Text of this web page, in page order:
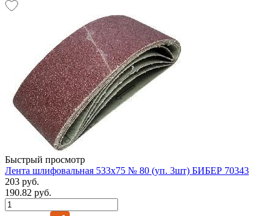
Быстрый просмотр
Лента шлифовальная 533х75 № 80 (уп. 3шт) БИБЕР 70343
203 руб.
190.82 руб.